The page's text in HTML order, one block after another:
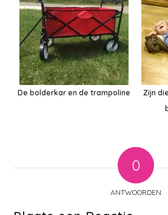
De bolderkar en de trampoline
Zijn
0
ANTWOORDEN